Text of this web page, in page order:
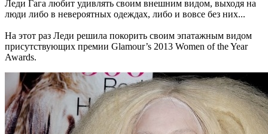
Леди Гага любит удивлять своим внешним видом, выходя на
люди либо в невероятных одеждах, либо и вовсе без них...
На этот раз Леди решила покорить своим эпатажным видом
присутствующих премии Glamour’s 2013 Women of the Year
Awards.